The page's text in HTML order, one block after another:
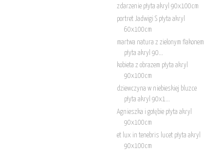
zdarzenie płyta akryl 90x100cm
portret Jadwigi S płyta akryl
60x100cm
martwa natura z zielonym flakonem
płyta akryl 90...
kobieta z obrazem płyta akryl
90x100cm
dziewczyna w niebieskiej bluzce
płyta akryl 90x1...
Agnieszka i gołębie płyta akryl
90x100cm
et lux in tenebris lucet płyta akryl
90x100cm